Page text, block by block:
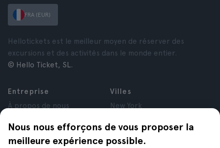
Nous nous efforçons de vous proposer la
meilleure expérience possible.
FRA (EUR)
Hellotickets est le meilleur moyen de réserver des
excursions et des activités dans le monde entier.
© Hello Ticket, SL.
Entreprise
À propos de nous
Affiliés
Avis
Villes
New York
Paris
Londres